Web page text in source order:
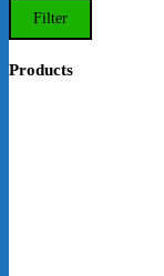
PreisFilter
Products